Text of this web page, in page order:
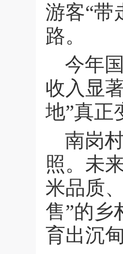
游客“带
路。
今年
收入显
地”真正
南岗
照。未
米品质
售”的乡
育出沉